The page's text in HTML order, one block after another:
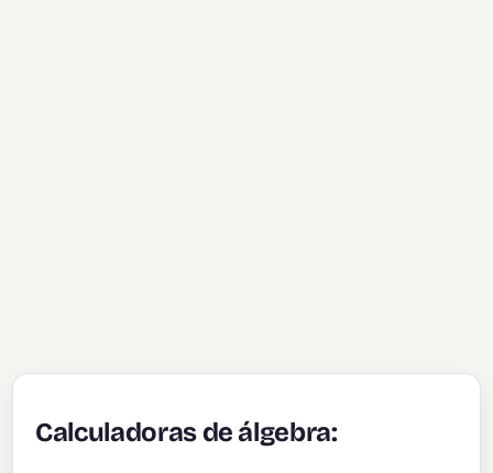
Calculadoras de álgebra: